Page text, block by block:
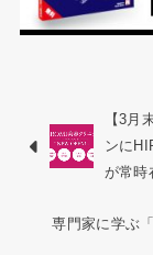
【3月
ンに
が常時
専門家に学ぶ